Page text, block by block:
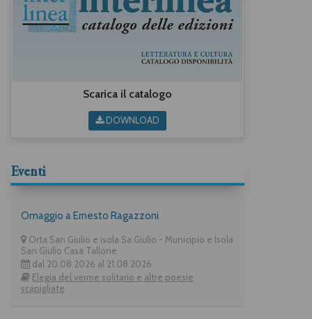
Scarica il catalogo
DOWNLOAD
Eventi
Omaggio a Ernesto Ragazzoni
Orta San Giulio e isola Sa Giulio - Municipio e Isola
San Giulio Casa Tallone
dal 20.08.2026 al 21.08.2026
Elegia del verme solitario e altre poesie
scapigliate